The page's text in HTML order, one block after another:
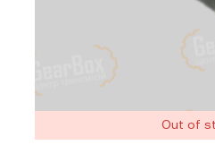
Out of